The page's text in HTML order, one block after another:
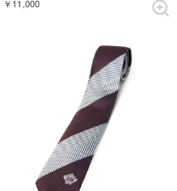
￥11,000